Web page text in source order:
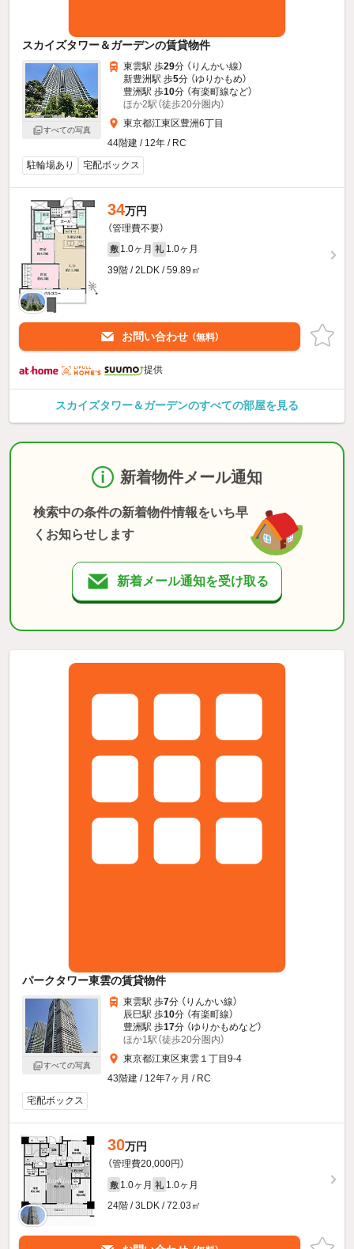
スカイズタワー＆ガーデンの賃貸物件
すべての写真
東雲駅 歩29分 （りんかい線）
新豊洲駅 歩5分 （ゆりかもめ）
豊洲駅 歩10分 （有楽町線など）
ほか2駅（徒歩20分圏内）
東京都江東区豊洲6丁目
44階建 / 12年 / RC
駐輪場あり
宅配ボックス
34万円
（管理費不要）
敷 1.0ヶ月 礼 1.0ヶ月
39階 / 2LDK / 59.89㎡
お問い合わせ （無料）
提供
スカイズタワー＆ガーデンのすべての部屋を見る
新着物件メール通知
検索中の条件の新着物件情報をいち早
くお知らせします
新着メール通知を受け取る
パークタワー東雲の賃貸物件
すべての写真
東雲駅 歩7分 （りんかい線）
辰巳駅 歩10分 （有楽町線）
豊洲駅 歩17分 （ゆりかもめなど）
ほか1駅（徒歩20分圏内）
東京都江東区東雲１丁目9-4
43階建 / 12年7ヶ月 / RC
宅配ボックス
30万円
（管理費20,000円）
敷 1.0ヶ月 礼 1.0ヶ月
24階 / 3LDK / 72.03㎡